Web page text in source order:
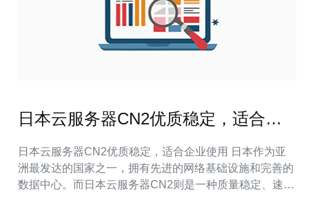
日本云服务器CN2优质稳定，适合企
日本云服务器CN2优质稳定，适合企业使用 日本作为亚
洲最发达的国家之一，拥有先进的网络基础设施和完善的
数据中心。而日本云服务器CN2则是一种质量稳定、速度